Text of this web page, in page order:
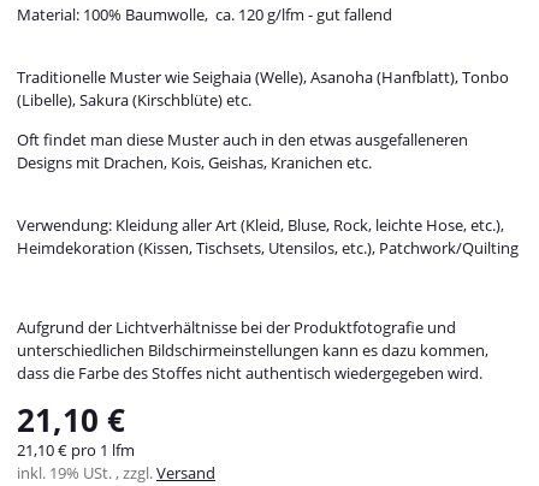
Material: 100% Baumwolle, ca. 120 g/lfm - gut fallend
Traditionelle Muster wie Seighaia (Welle), Asanoha (Hanfblatt), Tonbo
(Libelle), Sakura (Kirschblüte) etc.
Oft findet man diese Muster auch in den etwas ausgefalleneren
Designs mit Drachen, Kois, Geishas, Kranichen etc.
Verwendung: Kleidung aller Art (Kleid, Bluse, Rock, leichte Hose, etc.),
Heimdekoration (Kissen, Tischsets, Utensilos, etc.), Patchwork/Quilting
Aufgrund der Lichtverhältnisse bei der Produktfotografie und
unterschiedlichen Bildschirmeinstellungen kann es dazu kommen,
dass die Farbe des Stoffes nicht authentisch wiedergegeben wird.
21,10 €
21,10 € pro 1 lfm
inkl. 19% USt. , zzgl.Versand